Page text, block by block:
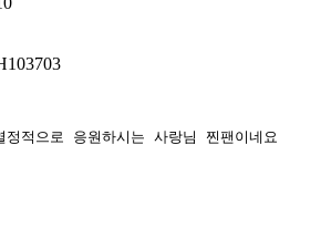
적으로 응원하시는 사랑님 찐팬이네요